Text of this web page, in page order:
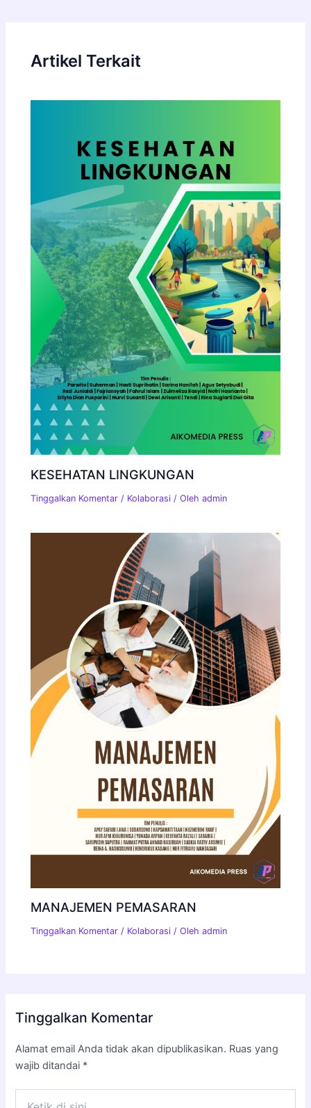
Artikel Terkait
KESEHATAN LINGKUNGAN
Tinggalkan Komentar / Kolaborasi / Olehadmin
MANAJEMEN PEMASARAN
Tinggalkan Komentar / Kolaborasi / Olehadmin
Tinggalkan Komentar
Alamat email Anda tidak akan dipublikasikan. Ruas yang
wajib ditandai *